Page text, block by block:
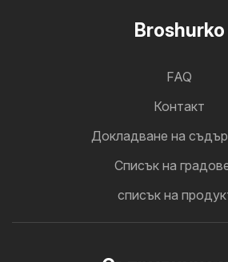
Broshurko
FAQ
Контакт
Докладване на
Cписък на
списък на